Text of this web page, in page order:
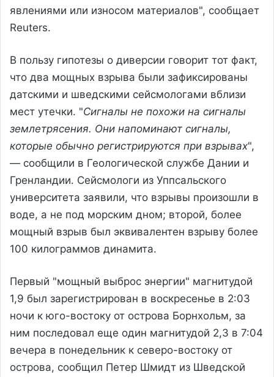
явлениями или износом материалов", сообщает
Reuters.
В пользу гипотезы о диверсии говорит тот факт,
что два мощных взрыва были зафиксированы
датскими и шведскими сейсмологами вблизи
мест утечки. "Сигналы не похожи на сигналы
землетрясения. Они напоминают сигналы,
которые обычно регистрируются при взрывах",
— сообщили в Геологической службе Дании и
Гренландии. Сейсмологи из Уппсальского
университета заявили, что взрывы произошли в
воде, а не под морским дном; второй, более
мощный взрыв был эквивалентен взрыву более
100 килограммов динамита.
Первый "мощный выброс энергии" магнитудой
1,9 был зарегистрирован в воскресенье в 2:03
ночи к юго-востоку от острова Борнхольм, за
ним последовал еще один магнитудой 2,3 в 7:04
вечера в понедельник к северо-востоку от
острова, сообщил Петер Шмидт из Шведской